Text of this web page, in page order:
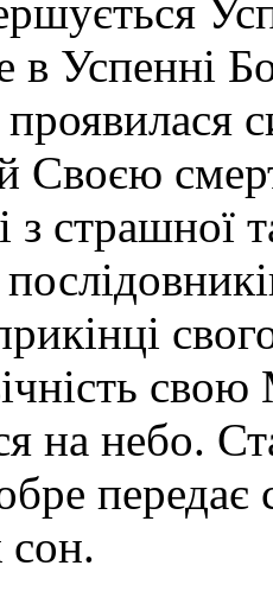
в Успенні
Своєю
з страшної
на небо.
передає
сон.